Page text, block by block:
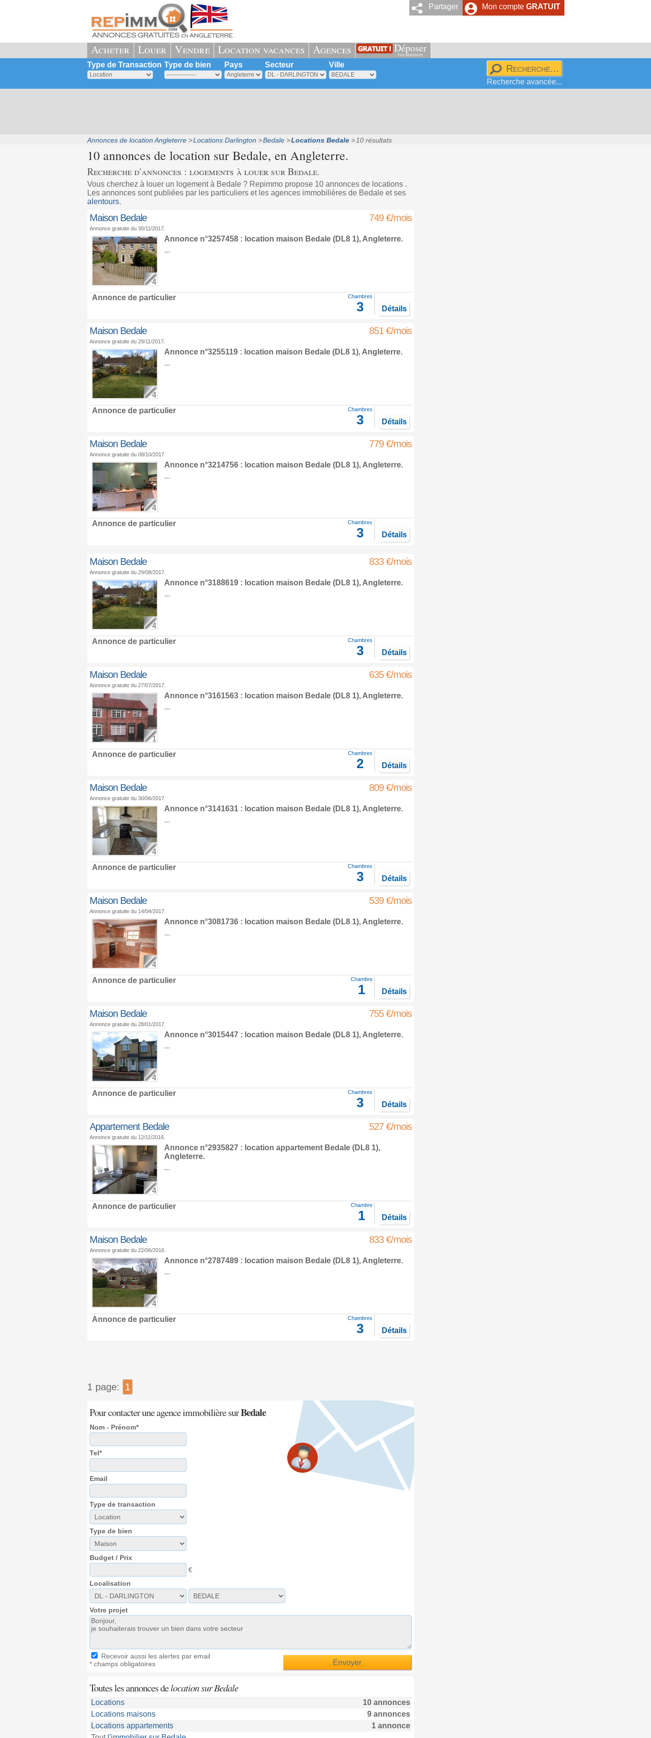
Mon compte GRATUIT
Partager
Acheter Louer Vendre Location vacances Agences Déposer
vos annonces
Type de Transaction Type de bien Pays Secteur Ville
Recherche avancée...
Annonces de location Angleterre Locations Darlington Bedale Locations Bedale 10 résultats
10 annonces de location sur Bedale, en Angleterre.
Recherche d'annonces : logements à louer sur Bedale.
Vous cherchez à louer un logement à Bedale ? Repimmo propose 10 annonces de locations .
Les annonces sont publiées par les particuliers et les agences immobilières de Bedale et ses
alentours.
Maison Bedale 749 €/mois
Annonce gratuite du 30/11/2017.
4
Annonce n°3257458 : location maison Bedale(DL8 1), Angleterre.
...
Annonce de particulier Chambres
3 Détails
Maison Bedale 851 €/mois
Annonce gratuite du 29/11/2017.
4
Annonce n°3255119 : location maison Bedale(DL8 1), Angleterre.
...
Annonce de particulier Chambres
3 Détails
Maison Bedale 779 €/mois
Annonce gratuite du 08/10/2017.
4
Annonce n°3214756 : location maison Bedale(DL8 1), Angleterre.
...
Annonce de particulier Chambres
3 Détails
Maison Bedale 833 €/mois
Annonce gratuite du 29/08/2017.
4
Annonce n°3188619 : location maison Bedale(DL8 1), Angleterre.
...
Annonce de particulier Chambres
3 Détails
Maison Bedale 635 €/mois
Annonce gratuite du 27/07/2017.
1
Annonce n°3161563 : location maison Bedale(DL8 1), Angleterre.
...
Annonce de particulier Chambres
2 Détails
Maison Bedale 809 €/mois
Annonce gratuite du 30/06/2017.
4
Annonce n°3141631 : location maison Bedale(DL8 1), Angleterre.
...
Annonce de particulier Chambres
3 Détails
Maison Bedale 539 €/mois
Annonce gratuite du 14/04/2017.
4
Annonce n°3081736 : location maison Bedale(DL8 1), Angleterre.
...
Annonce de particulier Chambre
1 Détails
Maison Bedale 755 €/mois
Annonce gratuite du 28/01/2017.
4
Annonce n°3015447 : location maison Bedale(DL8 1), Angleterre.
...
Annonce de particulier Chambres
3 Détails
Appartement Bedale 527 €/mois
Annonce gratuite du 12/11/2016.
4
Annonce n°2935827 : location appartement Bedale(DL8 1),
Angleterre.
...
Annonce de particulier Chambre
1 Détails
Maison Bedale 833 €/mois
Annonce gratuite du 22/06/2016.
4
Annonce n°2787489 : location maison Bedale(DL8 1), Angleterre.
...
Annonce de particulier Chambres
3 Détails
1 page: 1
Pour contacter une agence immobilière surBedale
Nom - Prénom*
Tel*
Email
Type de transaction
Type de bien
Budget / Prix
€
Localisation
Votre projet
Recevoir aussi les alertes par email
* champs obligatoires
Toutes les annonces delocation sur Bedale
Locations
10 annonces
Locations maisons
9 annonces
Locations appartements
1 annonce